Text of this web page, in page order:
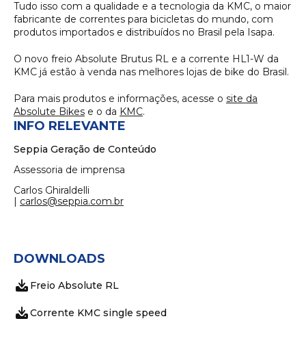
INFO RELEVANTE
Seppia Geração de Conteúdo
Assessoria de imprensa
Carlos Ghiraldelli
| carlos@seppia.com.br
DOWNLOADS
Freio Absolute RL
Corrente KMC single speed
Tudo isso com a qualidade e a tecnologia da KMC, o maior
fabricante de correntes para bicicletas do mundo, com
produtos importados e distribuídos no Brasil pela Isapa.
O novo freio Absolute Brutus RL e a corrente HL1-W da
KMC já estão à venda nas melhores lojas de bike do Brasil.
Para mais produtos e informações, acesse o site da
Absolute Bikes e o da KMC.